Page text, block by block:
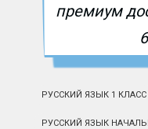
премиум
РУССКИЙ ЯЗЫК 1 КЛАСС
РУССКИЙ ЯЗЫК